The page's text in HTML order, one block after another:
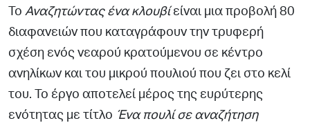
Το Αναζητώντας ένα κλουβίείναι µια προβολή 80
διαφανειών που καταγράφουν την τρυφερή
σχέση ενός νεαρού κρατούµενου σε κέντρο
ανηλίκων και του µικρού πουλιού που ζει στο κελί
του. Το έργο αποτελεί µέρος της ευρύτερης
ενότητας µε τίτλο Ένα πουλί σε αναζήτηση